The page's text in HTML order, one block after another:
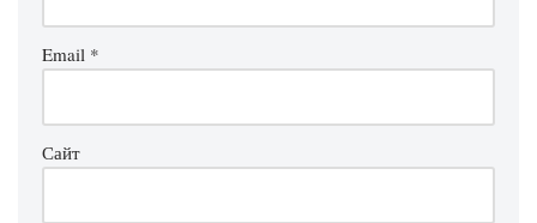
Email *
Сайт